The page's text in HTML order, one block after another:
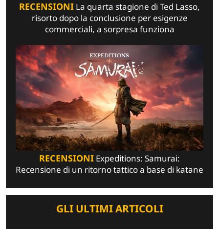
RECENSIONI La quarta stagione di Ted Lasso,
risorto dopo la conclusione per esigenze
commerciali, a sorpresa funziona
RECENSIONI Expeditions: Samurai:
Recensione di un ritorno tattico a base di katane
GLI ULTIMI ARTICOLI